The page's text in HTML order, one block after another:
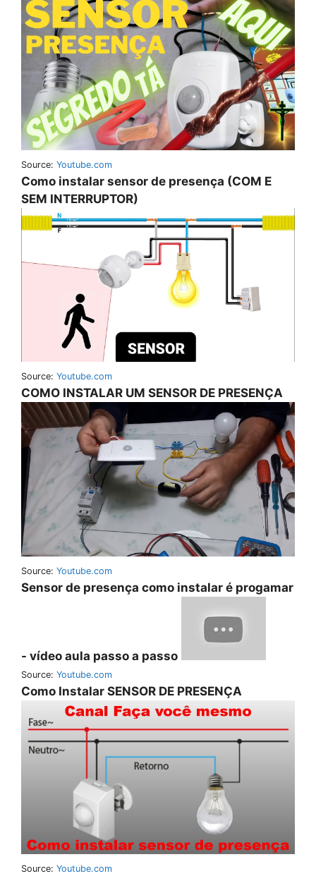
Source: Youtube.com
Como instalar sensor de presença (COM E
SEM INTERRUPTOR)
Source: Youtube.com
COMO INSTALAR UM SENSOR DE PRESENÇA
Source: Youtube.com
Sensor de presença como instalar é progamar
- vídeo aula passo a passo
Source: Youtube.com
Como Instalar SENSOR DE PRESENÇA
Source: Youtube.com